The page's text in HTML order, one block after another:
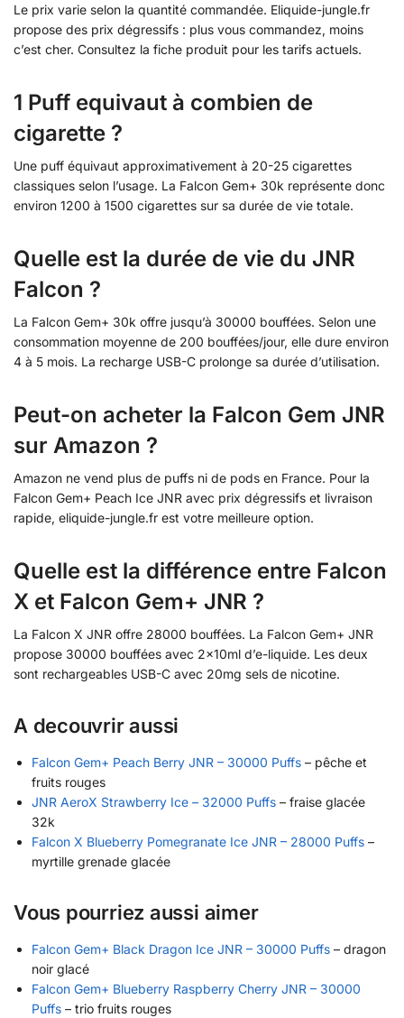
Le prix varie selon la quantité commandée. Eliquide-jungle.fr
propose des prix dégressifs : plus vous commandez, moins
c’est cher. Consultez la fiche produit pour les tarifs actuels.
1 Puff equivaut à combien de
cigarette ?
Une puff équivaut approximativement à 20-25 cigarettes
classiques selon l’usage. La Falcon Gem+ 30k représente donc
environ 1200 à 1500 cigarettes sur sa durée de vie totale.
Quelle est la durée de vie du JNR
Falcon ?
La Falcon Gem+ 30k offre jusqu’à 30000 bouffées. Selon une
consommation moyenne de 200 bouffées/jour, elle dure environ
4 à 5 mois. La recharge USB-C prolonge sa durée d’utilisation.
Peut-on acheter la Falcon Gem JNR
sur Amazon ?
Amazon ne vend plus de puffs ni de pods en France. Pour la
Falcon Gem+ Peach Ice JNR avec prix dégressifs et livraison
rapide, eliquide-jungle.fr est votre meilleure option.
Quelle est la différence entre Falcon
X et Falcon Gem+ JNR ?
La Falcon X JNR offre 28000 bouffées. La Falcon Gem+ JNR
propose 30000 bouffées avec 2x10ml d’e-liquide. Les deux
sont rechargeables USB-C avec 20mg sels de nicotine.
A decouvrir aussi
Falcon Gem+ Peach Berry JNR – 30000 Puffs – pêche et
fruits rouges
JNR AeroX Strawberry Ice – 32000 Puffs – fraise glacée
32k
Falcon X Blueberry Pomegranate Ice JNR – 28000 Puffs –
myrtille grenade glacée
Vous pourriez aussi aimer
Falcon Gem+ Black Dragon Ice JNR – 30000 Puffs – dragon
noir glacé
Falcon Gem+ Blueberry Raspberry Cherry JNR – 30000
Puffs – trio fruits rouges